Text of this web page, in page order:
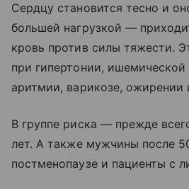
Сердцу становится тесно и
большей нагрузкой —
кровь против силы тяжести.
при гипертонии, ишемической
аритмии, варикозе, ожирении
В группе риска — прежде
лет. А также мужчины после
постменопаузе и пациенты с